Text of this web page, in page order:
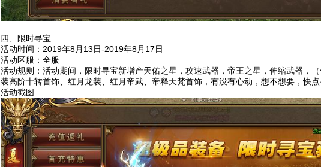
四、限时寻宝
活动时间：2019年8月13日-2019年8月17日
活动区服：全服
活动规则：活动期间，限时寻宝新增产天佑之星，攻速武器，帝王之星，伸缩武器，
装高阶十转首饰、红月龙装、红月帝武、帝释天梵首饰，有没有心动，想不想要，快点
活动截图